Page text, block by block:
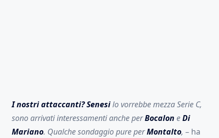
I nostri attaccanti?Senesilo vorrebbe mezza Serie C,
sono arrivati interessamenti anche perBocalon eDi
Mariano. Qualche sondaggio pure perMontalto, – ha